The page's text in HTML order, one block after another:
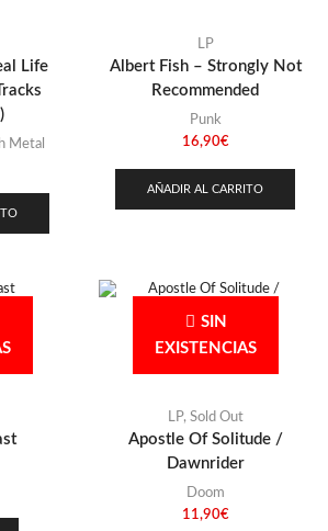
Life
Metal
LP
Albert Fish – Strongly Not
Recommended
Punk
16,90€
AÑADIR AL CARRITO
SIN
EXISTENCIAS
LP, Sold Out
Apostle Of Solitude /
Dawnrider
Doom
11,90€